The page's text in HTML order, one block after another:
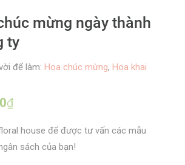
mừng ngày thành
ty
để làm: Hoa chúc mừng, Hoa khai
₫
house để được tư vấn các mẫu
sách của bạn!